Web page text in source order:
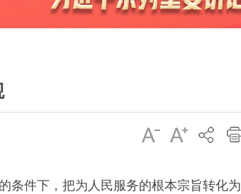
条件下，把为人民服务的根本宗旨转化为